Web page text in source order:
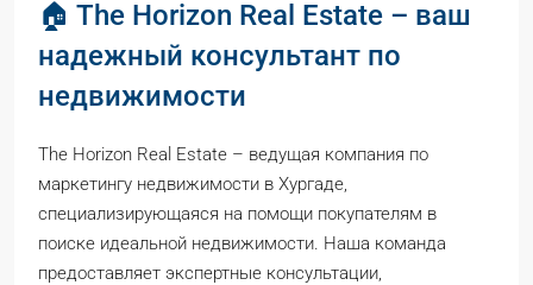
🏠 The Horizon Real Estate – ваш
надежный консультант по
недвижимости
The Horizon Real Estate – ведущая компания по
маркетингу недвижимости в Хургаде,
специализирующаяся на помощи покупателям в
поиске идеальной недвижимости. Наша команда
предоставляет экспертные консультации,